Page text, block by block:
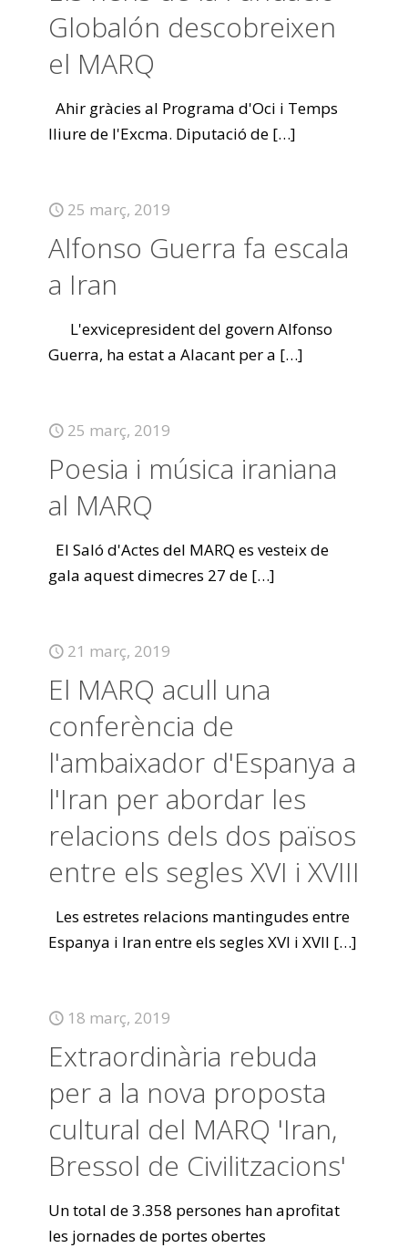
Globalón descobreixen
el MARQ
Ahir gràcies al Programa d'Oci i Temps
lliure de l'Excma. Diputació de […]
25 març, 2019
Alfonso Guerra fa escala
a Iran
L'exvicepresident del govern Alfonso
Guerra, ha estat a Alacant per a […]
25 març, 2019
Poesia i música iraniana
al MARQ
El Saló d'Actes del MARQ es vesteix de
gala aquest dimecres 27 de […]
21 març, 2019
El MARQ acull una
conferència de
l'ambaixador d'Espanya a
l'Iran per abordar les
relacions dels dos països
entre els segles XVI i XVIII
Les estretes relacions mantingudes entre
Espanya i Iran entre els segles XVI i XVII […]
18 març, 2019
Extraordinària rebuda
per a la nova proposta
cultural del MARQ 'Iran,
Bressol de Civilitzacions'
Un total de 3.358 persones han aprofitat
les jornades de portes obertes